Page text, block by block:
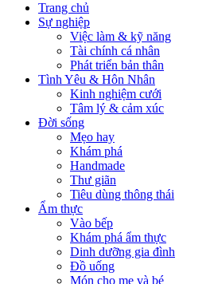
Trang chủ
Sự nghiệp
Việc làm & kỹ năng
Tài chính cá nhân
Phát triển bản thân
Tình Yêu & Hôn Nhân
Kinh nghiệm cưới
Tâm lý & cảm xúc
Đời sống
Mẹo hay
Khám phá
Handmade
Thư giãn
Tiêu dùng thông thái
Ẩm thực
Vào bếp
Khám phá ẩm thực
Dinh dưỡng gia đình
Đồ uống
Món cho mẹ và bé